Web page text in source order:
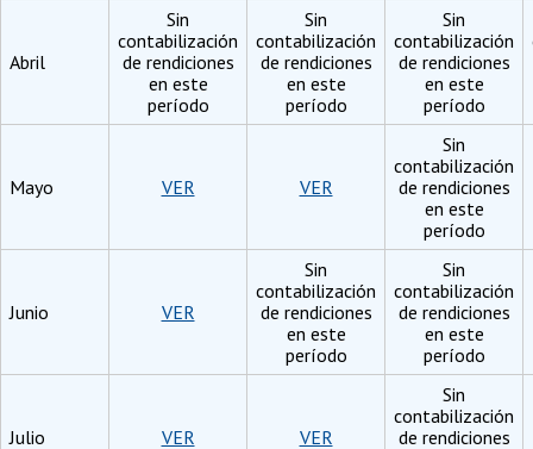
Abril
Sin
contabilización
de rendiciones
en este
período
Sin
contabilización
de rendiciones
en este
período
Sin
contabilización
de rendiciones
en este
período
Mayo VER VER
Sin
contabilización
de rendiciones
en este
período
Junio VER
Sin
contabilización
de rendiciones
en este
período
Sin
contabilización
de rendiciones
en este
período
Julio VER VER
Sin
contabilización
de rendiciones